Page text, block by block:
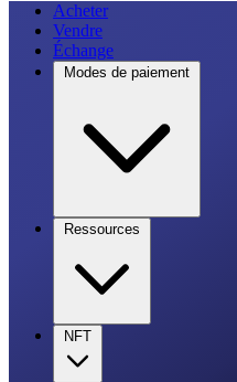
Acheter
Vendre
Échange
Modes de paiement
Ressources
NFT